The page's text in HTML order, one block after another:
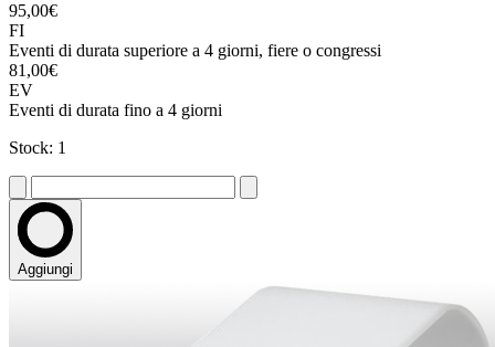
95,00€
FI
Eventi di durata superiore a 4 giorni, fiere o congressi
81,00€
EV
Eventi di durata fino a 4 giorni
Stock: 1
Aggiungi